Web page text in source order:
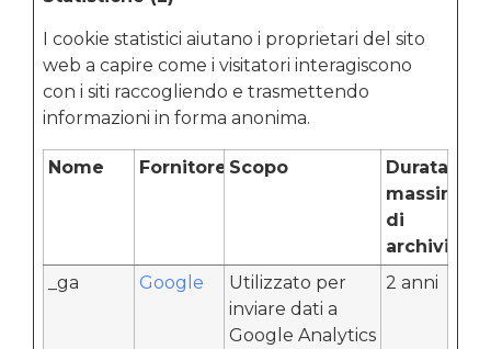
I cookie statistici aiutano i proprietari del sito
web a capire come i visitatori interagiscono
con i siti raccogliendo e trasmettendo
informazioni in forma anonima.
Nome Fornitore Scopo
Durata
massima
di
_ga
Google
Utilizzato per
inviare dati a
Google Analytics
2 anni